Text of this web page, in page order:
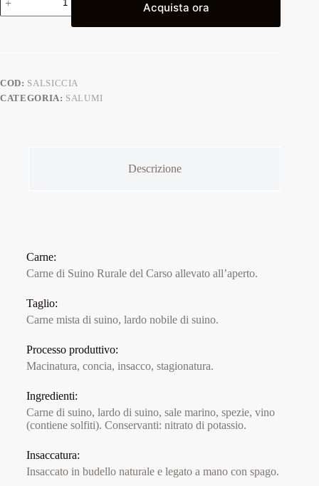
Acquista ora
COD: SALSICCIA
CATEGORIA: SALUMI
Descrizione
Carne:
Carne di Suino Rurale del Carso allevato all’aperto.
Taglio:
Carne mista di suino, lardo nobile di suino.
Processo produttivo:
Macinatura, concia, insacco, stagionatura.
Ingredienti:
Carne di suino, lardo di suino, sale marino, spezie, vino
(contiene solfiti). Conservanti: nitrato di potassio.
Insaccatura:
Insaccato in budello naturale e legato a mano con spago.